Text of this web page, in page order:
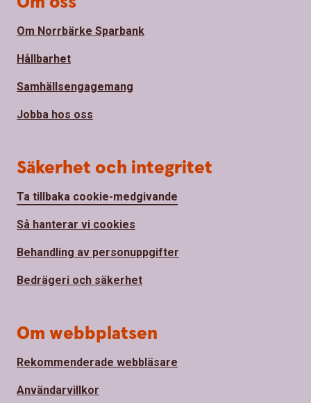
Om Norrbärke Sparbank
Hållbarhet
Samhällsengagemang
Jobba hos oss
Säkerhet och integritet
Ta tillbaka cookie-medgivande
Så hanterar vi cookies
Behandling av personuppgifter
Bedrägeri och säkerhet
Om webbplatsen
Rekommenderade webbläsare
Användarvillkor